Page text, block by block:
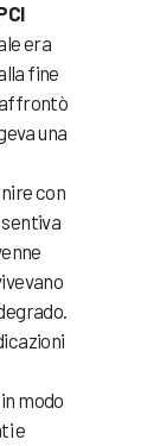
era
fine
affrontò
una
con
modo
e